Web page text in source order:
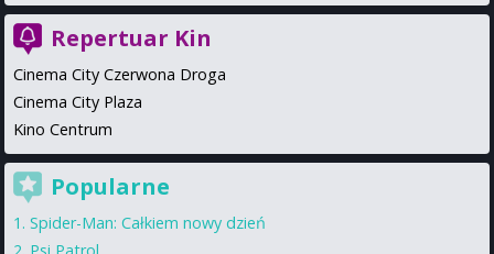
Repertuar Kin
Cinema City Czerwona Droga
Cinema City Plaza
Kino Centrum
Popularne
Spider-Man: Całkiem nowy dzień
Psi Patrol